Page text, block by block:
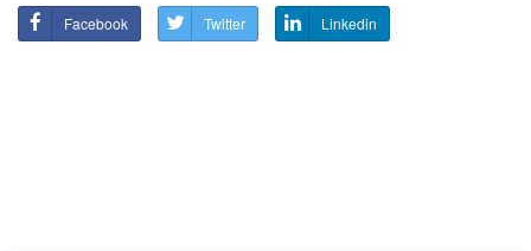
Facebook Twitter Linkedin